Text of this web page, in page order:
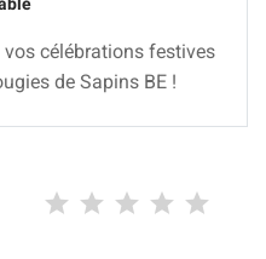
célébrations festives
de Sapins BE !